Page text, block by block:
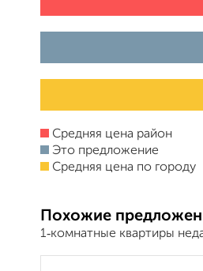
Средняя цена район
Это предложение
Средняя цена по городу
Похожие
1‑комнатные квартиры